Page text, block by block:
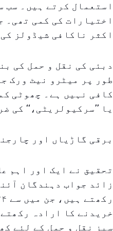
استعمال کرتے ہیں۔ سب
اختیارات کی کمی تھی۔
اکثر ناکافی شیڈولز
دبئی کی نقل و حمل کی
کافی نہیں ہے۔ چھوٹی
یا ’’سرکیولریٹی،‘‘ کی
برقی گاڑیاں اور
تحقیق نے ایک اور اہم
زائد جواب دہندگان
خریدنے کا ارادہ
سبز نقل و حمل کے لئے